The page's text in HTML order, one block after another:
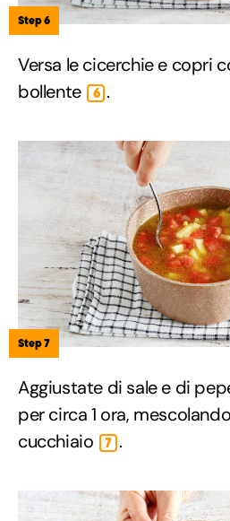
Step 6
Versa le cicerchie e copri
bollente
6 .
Step 7
Aggiustate di sale e di
per circa 1 ora,
cucchiaio
7 .